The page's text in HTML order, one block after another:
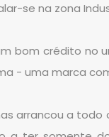
se na zona
bom crédito no
- uma marca
arrancou a